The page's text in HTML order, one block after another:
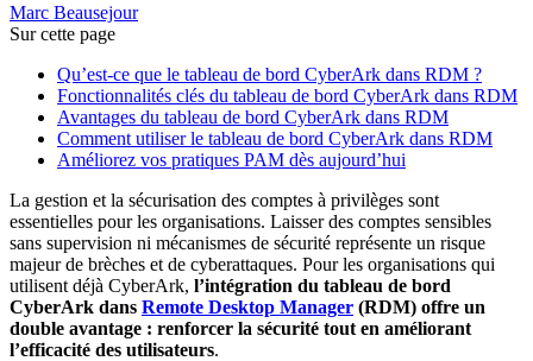
Marc Beausejour
Sur cette page
Qu’est-ce que le tableau de bord CyberArk dans RDM ?
Fonctionnalités clés du tableau de bord CyberArk dans RDM
Avantages du tableau de bord CyberArk dans RDM
Comment utiliser le tableau de bord CyberArk dans RDM
Améliorez vos pratiques PAM dès aujourd’hui
La gestion et la sécurisation des comptes à privilèges sont
essentielles pour les organisations. Laisser des comptes sensibles
sans supervision ni mécanismes de sécurité représente un risque
majeur de brèches et de cyberattaques. Pour les organisations qui
utilisent déjà CyberArk, l’intégration du tableau de bord
CyberArk dans Remote Desktop Manager (RDM) offre un
double avantage : renforcer la sécurité tout en améliorant
l’efficacité des utilisateurs.